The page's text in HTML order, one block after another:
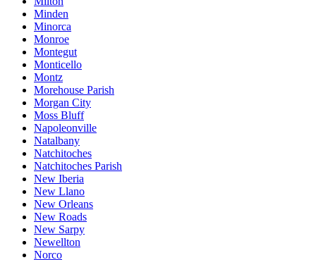
Minden
Minorca
Monroe
Montegut
Monticello
Montz
Morehouse Parish
Morgan City
Moss Bluff
Napoleonville
Natalbany
Natchitoches
Natchitoches Parish
New Iberia
New Llano
New Orleans
New Roads
New Sarpy
Newellton
Norco